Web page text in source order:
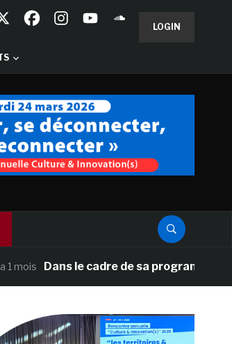
LOGIN
Dans le cadre de sa programmation